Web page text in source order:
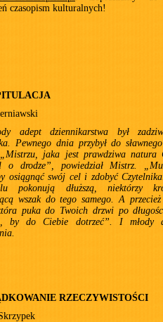
czasopism kulturalnych!
adept dziennikarstwa był
Pewnego dnia przybył do
„Mistrzu, jaka jest prawdziwa natura
o drodze”, powiedział Mistrz.
osiągnąć swój cel i zdobyć
pokonują dłuższą, niektórzy
wszak do tego samego. A przecież
puka do Twoich drzwi po
by do Ciebie dotrzeć”. I młody
RZECZYWISTOŚCI